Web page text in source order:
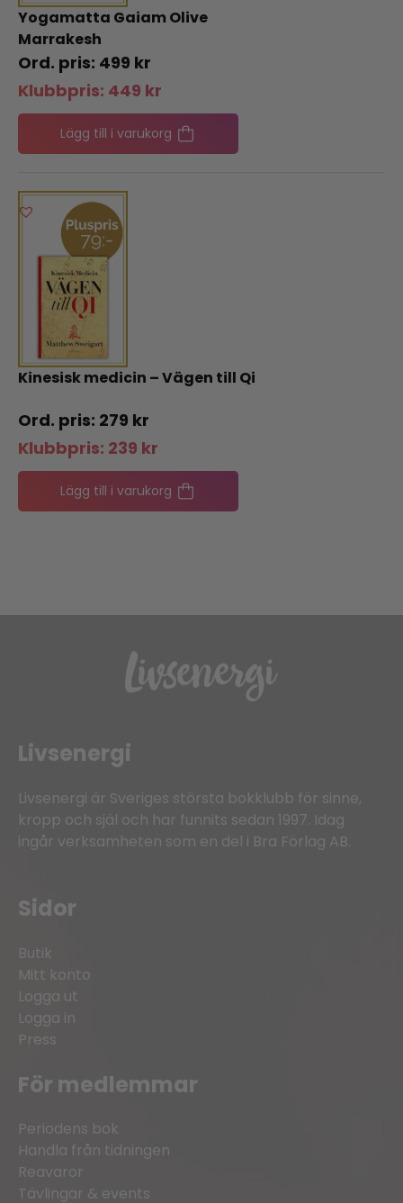
Yogamatta Gaiam Olive
Marrakesh
499 kr
Klubbpris: 449 kr
Lägg till i varukorg
Kinesisk medicin – Vägen till Qi
279 kr
Klubbpris: 239 kr
Lägg till i varukorg
Livsenergi
Livsenergi är Sveriges största bokklubb för sinne,
kropp och själ och har funnits sedan 1997. Idag
ingår verksamheten som en del i Bra Förlag AB.
Sidor
Butik
Mitt konto
Logga ut
Logga in
Press
För medlemmar
Periodens bok
Handla från tidningen
Reavaror
Tävlingar & events